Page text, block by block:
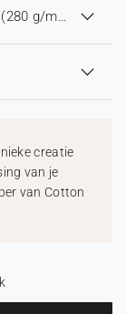
Premium gestructureerd (280 g/m²)
creatie
van je
van Cotton